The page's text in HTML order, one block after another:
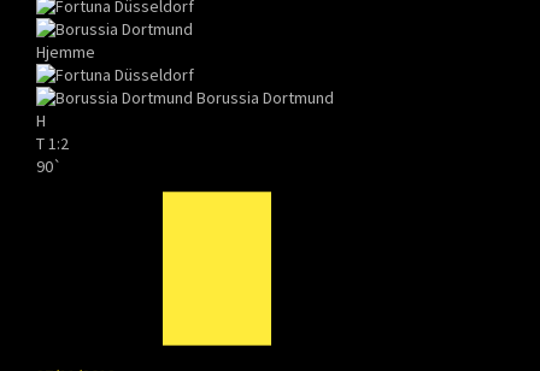
Hjemme
Borussia Dortmund
H
T 1:2
90`